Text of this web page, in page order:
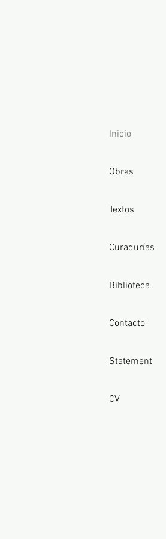
Inicio
Obras
Textos
Curadurías
Biblioteca
Contacto
Statement
CV